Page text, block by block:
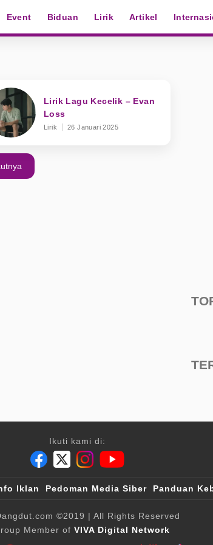
Event Biduan Lirik Artikel
Lirik Lagu Kecelik – Evan
Loss
Lirik 26 Januari 2025
Ikuti kami di:
Iklan Pedoman Media Siber Panduan
©2019 | All Rights Reserved
Member of VIVA Digital Network